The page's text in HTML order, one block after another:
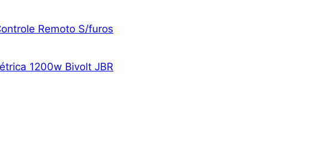
Remoto S/furos
1200w Bivolt JBR